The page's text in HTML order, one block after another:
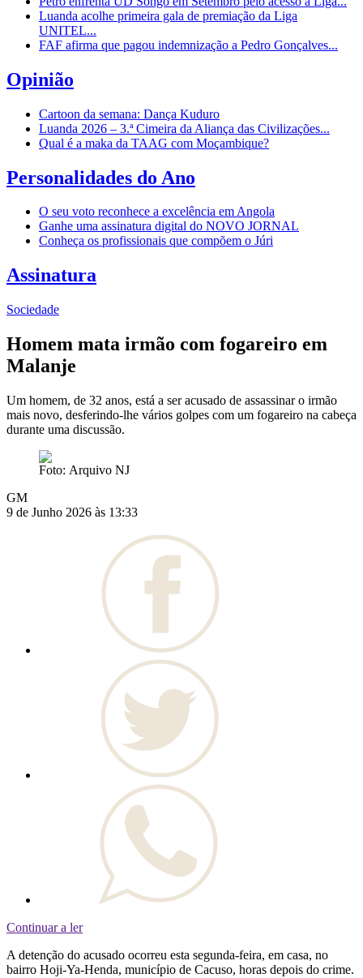
Luanda acolhe primeira gala de premiação da Liga
UNITEL...
FAF afirma que pagou indemnização a Pedro Gonçalves...
Opinião
Cartoon da semana: Dança Kuduro
Luanda 2026 – 3.ª Cimeira da Aliança das Civilizações...
Qual é a maka da TAAG com Moçambique?
Personalidades do Ano
O seu voto reconhece a excelência em Angola
Ganhe uma assinatura digital do NOVO JORNAL
Conheça os profissionais que compõem o Júri
Assinatura
Sociedade
Homem mata irmão com fogareiro em
Malanje
Um homem, de 32 anos, está a ser acusado de assassinar o irmão
mais novo, desferindo-lhe vários golpes com um fogareiro na cabeça
durante uma discussão.
Foto: Arquivo NJ
GM
9 de Junho 2026 às 13:33
Continuar a ler
A detenção do acusado ocorreu esta segunda-feira, em casa, no
bairro Hoji-Ya-Henda, município de Cacuso, horas depois do crime.